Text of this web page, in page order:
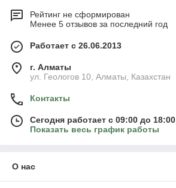
Рейтинг не сформирован
Менее 5 отзывов за последний год
Работает с 26.06.2013
г. Алматы
ул. Геологов 10, Алматы, Казахстан
Контакты
Сегодня работает с 09:00 до 18:00
Показать весь график работы
О нас